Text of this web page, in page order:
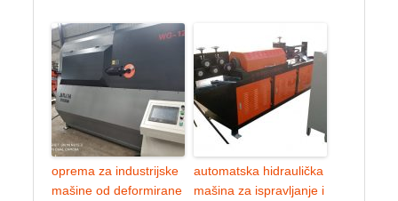
oprema za industrijske
mašine od deformirane
automatska hidraulička
mašina za ispravljanje i